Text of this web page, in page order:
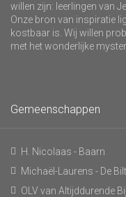
willen zijn: leerlingen van
Onze bron van inspiratie
kostbaar is. Wij willen
met het wonderlijke
Gemeenschappen
H. Nicolaas - Baarn
Michaël-Laurens - De Bilt
OLV van Altijddurende